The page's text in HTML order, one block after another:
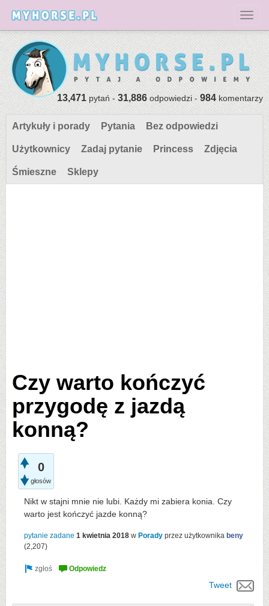
13,471pytań -31,886odpowiedzi -984komentarzy
Artykuły i porady Pytania Bez odpowiedzi
Użytkownicy Zadaj pytanie Princess Zdjęcia
Śmieszne Sklepy
Czy warto kończyć
przygodę z jazdą
konną?
0
głosów
Nikt w stajni mnie nie lubi. Każdy mi zabiera konia. Czy
warto jest kończyć jazde konną?
pytanie zadane 1 kwietnia 2018 w Porady przez użytkownika beny
(2,207)
Tweet